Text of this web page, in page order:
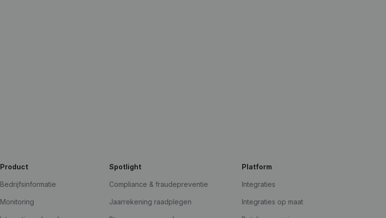
Product
Bedrijfsinformatie
Monitoring
Spotlight
Compliance & fraudepreventie
Jaarrekening raadplegen
Platform
Integraties
Integraties op maat